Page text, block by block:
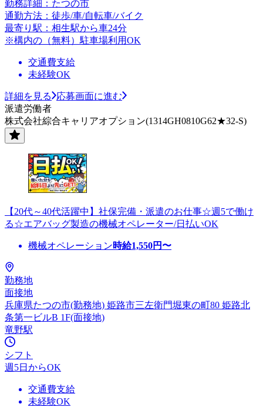
勤務詳細：たつの市
通勤方法：徒歩/車/自転車/バイク
最寄り駅：相生駅から車24分
※構内の（無料）駐車場利用OK
交通費支給
未経験OK
詳細を見る
応募画面に進む
派遣労働者
株式会社綜合キャリアオプション(1314GH0810G62★32-S)
【20代～40代活躍中】社保完備・派遣のお仕事☆週5で働け
る☆エアバッグ製造の機械オペレーター/日払いOK
機械オペレーション時給1,550円〜
勤務地
面接地
兵庫県たつの市(勤務地) 姫路市三左衛門堀東の町80 姫路北
条第一ビルB 1F(面接地)
竜野駅
シフト
週5日からOK
交通費支給
未経験OK